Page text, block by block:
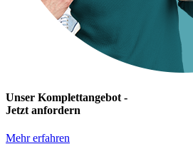
Unser Komplettangebot -
Jetzt anfordern
Mehr erfahren